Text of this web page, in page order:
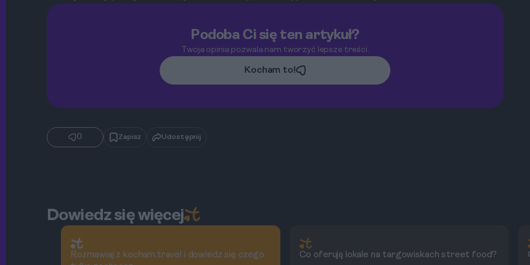
Podoba Ci się ten artykuł?
Twoja opinia pozwala nam tworzyć lepsze treści.
Kocham to!
0 Zapisz Udostępnij
Dowiedz się więcej
Rozmawiaj z kocham.travel i dowiedz się czego
Co oferują lokale na targowiskach street food?